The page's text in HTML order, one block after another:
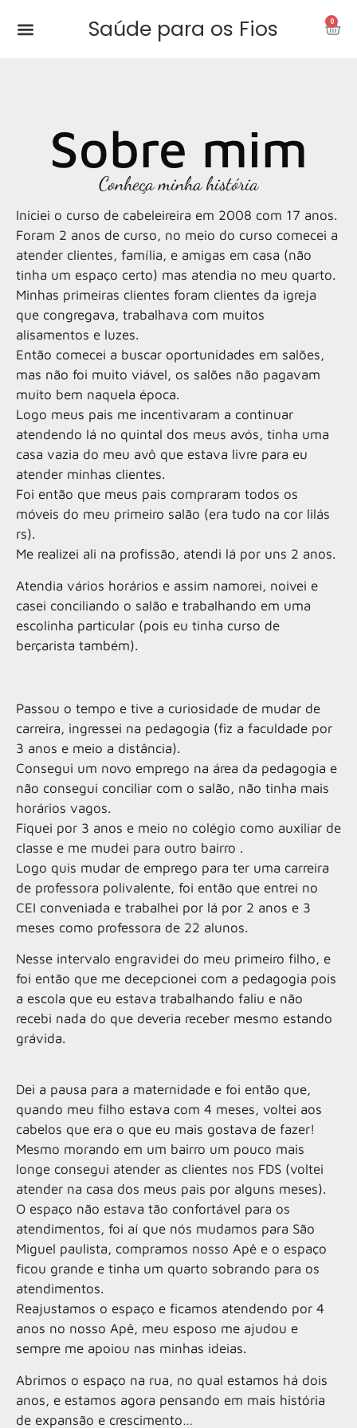
Saúde para os Fios 0
Sobre mim
Conheça minha história
Iniciei o curso de cabeleireira em 2008 com 17 anos.
Foram 2 anos de curso, no meio do curso comecei a
atender clientes, família, e amigas em casa (não
tinha um espaço certo) mas atendia no meu quarto.
Minhas primeiras clientes foram clientes da igreja
que congregava, trabalhava com muitos
alisamentos e luzes.
Então comecei a buscar oportunidades em salões,
mas não foi muito viável, os salões não pagavam
muito bem naquela época.
Logo meus pais me incentivaram a continuar
atendendo lá no quintal dos meus avós, tinha uma
casa vazia do meu avô que estava livre para eu
atender minhas clientes.
Foi então que meus pais compraram todos os
móveis do meu primeiro salão (era tudo na cor lilás
rs).
Me realizei ali na profissão, atendi lá por uns 2 anos.
Atendia vários horários e assim namorei, noivei e
casei conciliando o salão e trabalhando em uma
escolinha particular (pois eu tinha curso de
berçarista também).
Passou o tempo e tive a curiosidade de mudar de
carreira, ingressei na pedagogia (fiz a faculdade por
3 anos e meio a distância).
Consegui um novo emprego na área da pedagogia e
não consegui conciliar com o salão, não tinha mais
horários vagos.
Fiquei por 3 anos e meio no colégio como auxiliar de
classe e me mudei para outro bairro .
Logo quis mudar de emprego para ter uma carreira
de professora polivalente, foi então que entrei no
CEI conveniada e trabalhei por lá por 2 anos e 3
meses como professora de 22 alunos.
Nesse intervalo engravidei do meu primeiro filho, e
foi então que me decepcionei com a pedagogia pois
a escola que eu estava trabalhando faliu e não
recebi nada do que deveria receber mesmo estando
grávida.
Dei a pausa para a maternidade e foi então que,
quando meu filho estava com 4 meses, voltei aos
cabelos que era o que eu mais gostava de fazer!
Mesmo morando em um bairro um pouco mais
longe consegui atender as clientes nos FDS (voltei
atender na casa dos meus pais por alguns meses).
O espaço não estava tão confortável para os
atendimentos, foi aí que nós mudamos para São
Miguel paulista, compramos nosso Apê e o espaço
ficou grande e tinha um quarto sobrando para os
atendimentos.
Reajustamos o espaço e ficamos atendendo por 4
anos no nosso Apê, meu esposo me ajudou e
sempre me apoiou nas minhas ideias.
Abrimos o espaço na rua, no qual estamos há dois
anos, e estamos agora pensando em mais história
de expansão e crescimento…